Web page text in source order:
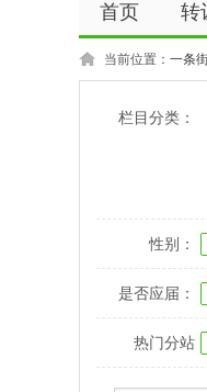
首页 转
当前位置： 一条
栏目分类：
性别：
是否应届：
热门分站